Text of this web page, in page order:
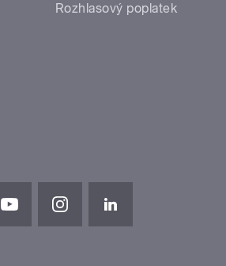
Rozhlasový poplatek